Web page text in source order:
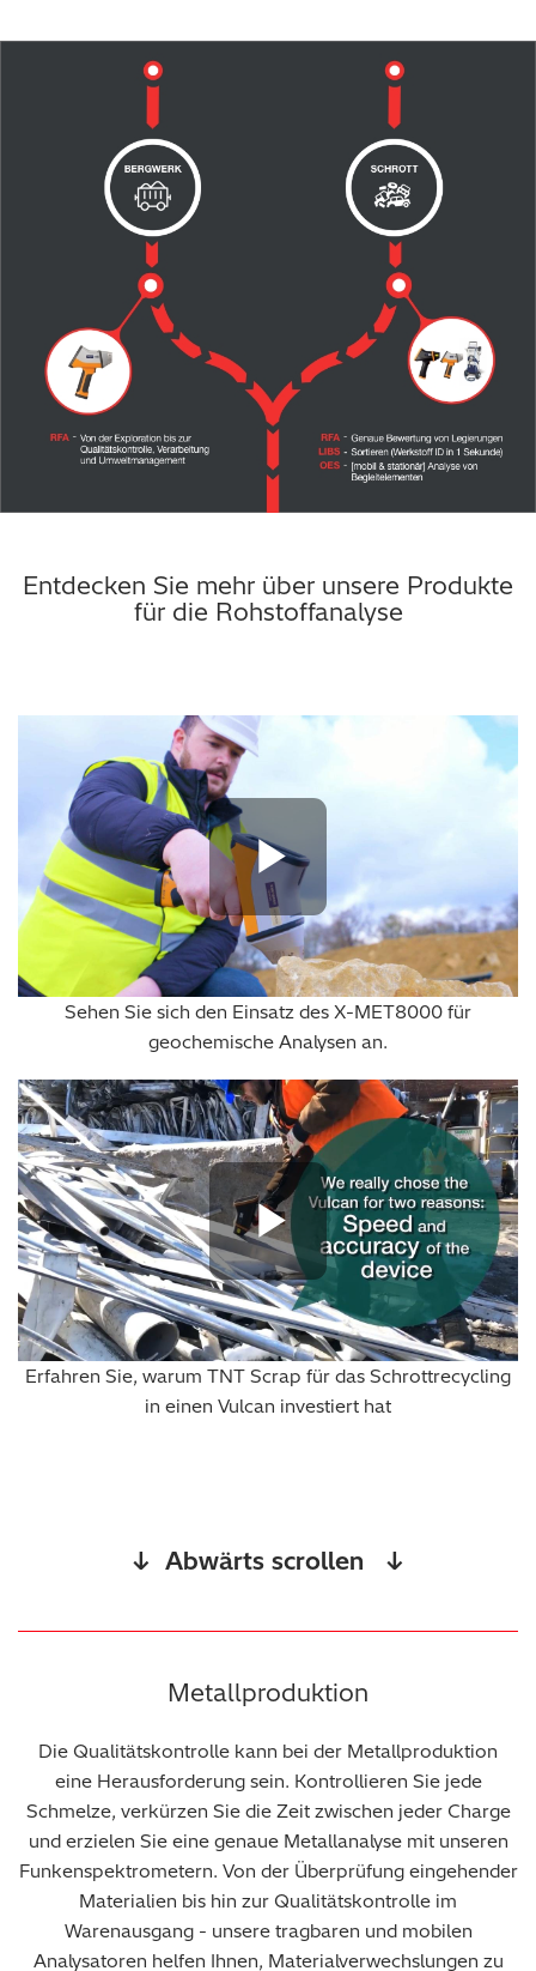
Entdecken Sie mehr über unsere Produkte
für die Rohstoffanalyse
Play
Sehen Sie sich den Einsatz des X-MET8000 für
geochemische Analysen an.
Play
Erfahren Sie, warum TNT Scrap für das Schrottrecycling
in einen Vulcan investiert hat
↓ Abwärts scrollen ↓
Metallproduktion
Die Qualitätskontrolle kann bei der Metallproduktion
eine Herausforderung sein. Kontrollieren Sie jede
Schmelze, verkürzen Sie die Zeit zwischen jeder Charge
und erzielen Sie eine genaue Metallanalyse mit unseren
Funkenspektrometern. Von der Überprüfung eingehender
Materialien bis hin zur Qualitätskontrolle im
Warenausgang - unsere tragbaren und mobilen
Analysatoren helfen Ihnen, Materialverwechslungen zu